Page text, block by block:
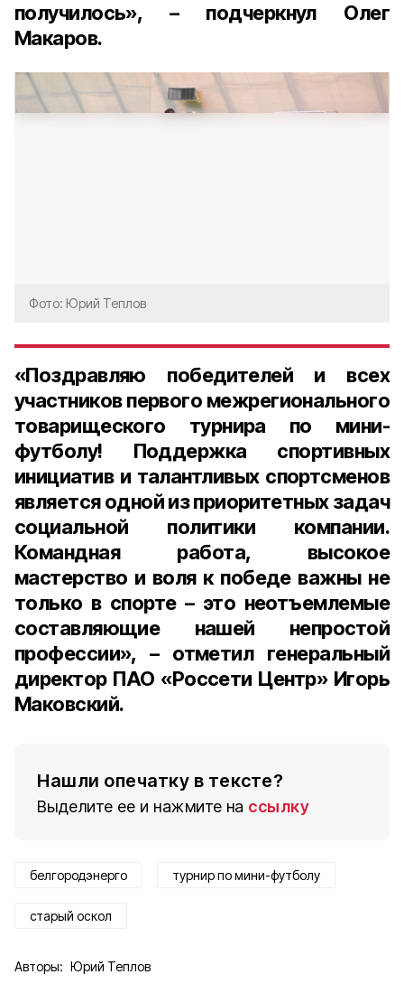
получилось», – подчеркнул Олег
Макаров.
Фото: Юрий Теплов
«Поздравляю победителей и всех
участников первого межрегионального
товарищеского турнира по мини-
футболу! Поддержка спортивных
инициатив и талантливых спортсменов
является одной из приоритетных задач
социальной политики компании.
Командная работа, высокое
мастерство и воля к победе важны не
только в спорте – это неотъемлемые
составляющие нашей непростой
профессии», – отметил генеральный
директор ПАО «Россети Центр» Игорь
Маковский.
Нашли опечатку в тексте?
Выделите ее и нажмите на ссылку
белгородэнерго турнир по мини-футболу
старый оскол
Авторы: Юрий Теплов